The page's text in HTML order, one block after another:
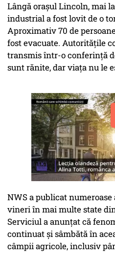
Lângă orașul Lincoln, mai
industrial a fost lovit de o
Aproximativ 70 de
fost evacuate. Autorităţile
transmis într-o conferință
sunt rănite, dar viața nu le
NWS a publicat
vineri în mai multe state
Serviciul a anunțat că
continuat și sâmbătă în
câmpii agricole, inclusiv